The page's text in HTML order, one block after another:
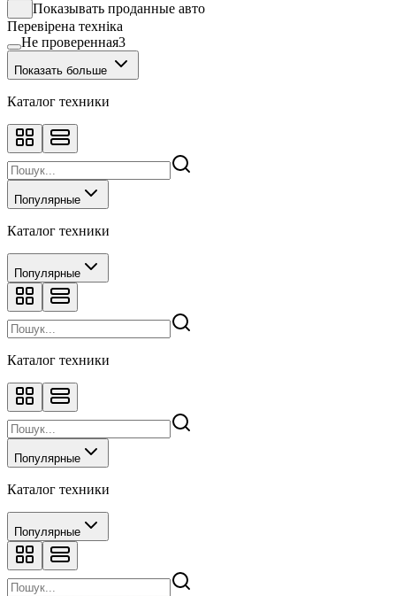
Показывать проданные авто
Перевірена техніка
Не проверенная3
Показать больше
Каталог техники
Популярные
Каталог техники
Популярные
Каталог техники
Популярные
Каталог техники
Популярные